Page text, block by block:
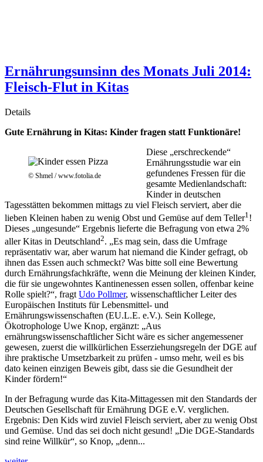
Ernährungsunsinn des Monats Juli 2014:
Fleisch-Flut in Kitas
Details
Gute Ernährung in Kitas: Kinder fragen statt Funktionäre!
© Shmel / www.fotolia.de
Diese „erschreckende“
Ernährungsstudie war ein
gefundenes Fressen für die
gesamte Medienlandschaft:
Kinder in deutschen
Tagesstätten bekommen mittags zu viel Fleisch serviert, aber die
lieben Kleinen haben zu wenig Obst und Gemüse auf dem Teller1 !
Dieses „ungesunde“ Ergebnis lieferte die Befragung von etwa 2%
aller Kitas in Deutschland2. „Es mag sein, dass die Umfrage
repräsentativ war, aber warum hat niemand die Kinder gefragt, ob
ihnen das Essen auch schmeckt? Was bitte soll eine Bewertung
durch Ernährungsfachkräfte, wenn die Meinung der kleinen Kinder,
die für sie ungewohntes Kantinenessen essen sollen, offenbar keine
Rolle spielt?“, fragtUdo Pollmer, wissenschaftlicher Leiter des
Europäischen Instituts für Lebensmittel- und
Ernährungswissenschaften (EU.L.E. e.V.). Sein Kollege,
Ökotrophologe Uwe Knop, ergänzt: „Aus
ernährungswissenschaftlicher Sicht wäre es sicher angemessener
gewesen, zuerst die willkürlichen Esserziehungsregeln der DGE auf
ihre praktische Umsetzbarkeit zu prüfen - umso mehr, weil es bis
dato keinen einzigen Beweis gibt, dass sie die Gesundheit der
Kinder fördern!“
In der Befragung wurde das Kita-Mittagessen mit den Standards der
Deutschen Gesellschaft für Ernährung DGE e.V. verglichen.
Ergebnis: Den Kids wird zuviel Fleisch serviert, aber zu wenig Obst
und Gemüse. Und das sei doch nicht gesund! „Die DGE-Standards
sind reine Willkür“, so Knop, „denn...